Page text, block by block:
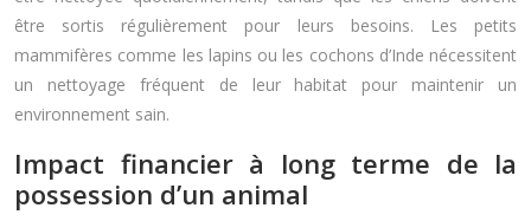
être sortis régulièrement pour leurs besoins. Les petits
mammifères comme les lapins ou les cochons d’Inde nécessitent
un nettoyage fréquent de leur habitat pour maintenir un
environnement sain.
Impact financier à long terme de la
possession d’un animal